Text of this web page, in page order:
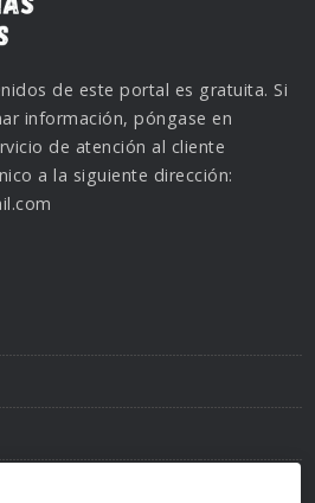
de este portal es gratuita. Si
información, póngase en
de atención al cliente
a la siguiente dirección: